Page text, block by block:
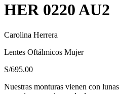
HER 0220 AU2
Carolina Herrera
Lentes Oftálmicos Mujer
S/695.00
Nuestras monturas vienen con